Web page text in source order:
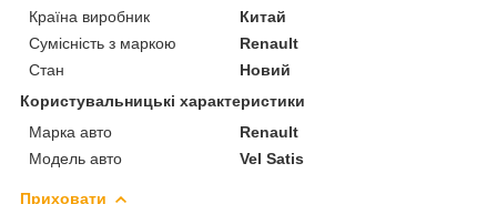
Країна виробник
Китай
Сумісність з маркою
Renault
Стан
Новий
Користувальницькі характеристики
Марка авто
Renault
Модель авто
Vel Satis
Приховати